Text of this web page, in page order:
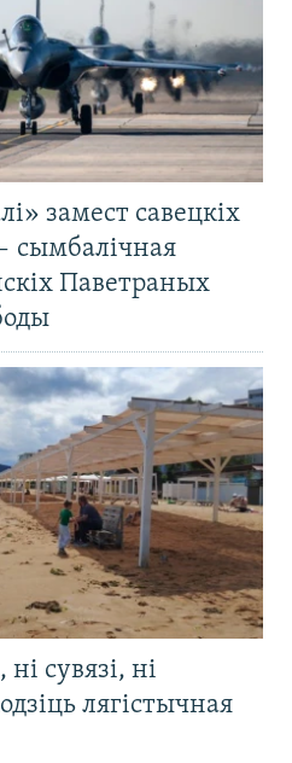
замест савецкіх
сымбалічная
Паветраных
ні сувязі, ні
лягістычная